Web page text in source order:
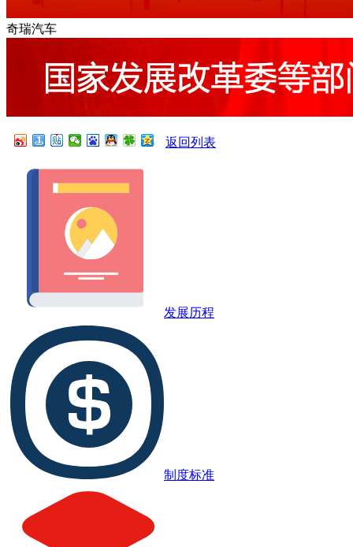
奇瑞汽车
返回列表
发展历程
制度标准